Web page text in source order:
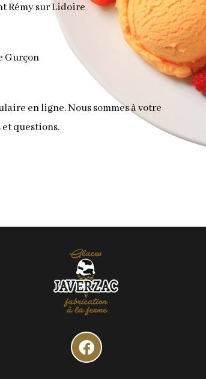
Rémy sur Lidoire
Gurçon
en ligne. Nous sommes à votre
questions.